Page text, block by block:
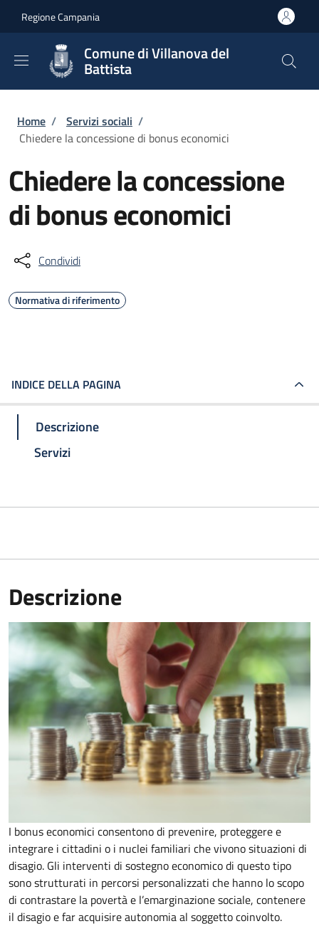
Regione Campania
Comune di Villanova del
Battista
Briciole di pane
Home / Servizi sociali /
Chiedere la concessione di bonus economici
Chiedere la concessione
di bonus economici
Condividi
Normativa di riferimento
INDICE DELLA PAGINA
Descrizione
Servizi
Descrizione
I bonus economici consentono di prevenire, proteggere e
integrare i cittadini o i nuclei familiari che vivono situazioni di
disagio. Gli interventi di sostegno economico di questo tipo
sono strutturati in percorsi personalizzati che hanno lo scopo
di contrastare la povertà e l’emarginazione sociale, contenere
il disagio e far acquisire autonomia al soggetto coinvolto.